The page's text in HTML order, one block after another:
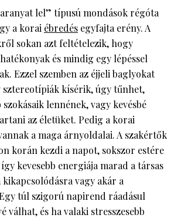
lel” típusú mondások régóta
a korai ébredés egyfajta erény. A
sokan azt feltételezik, hogy
és mindig egy lépéssel
Ezzel szemben az éjjeli baglyokat
kísérik, úgy tűnhet,
lennének, vagy kevésbé
az életüket. Pedig a korai
a maga árnyoldalai. A szakértők
korán kezdi a napot, sokszor estére
kevesebb energiája marad a társas
vagy akár a
túl szigorú napirend ráadásul
válhat, és ha valaki stresszesebb